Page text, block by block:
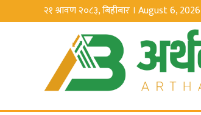
२१ श्रावण २०८३, बिहीबार । August 6, 2026